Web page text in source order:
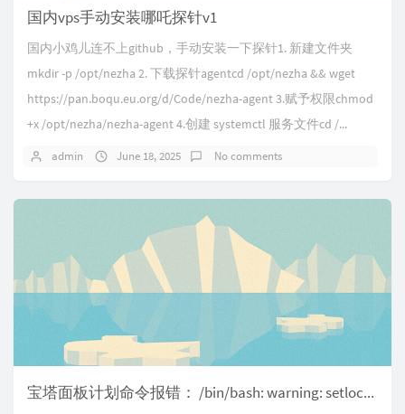
国内vps手动安装哪吒探针v1
国内小鸡儿连不上github，手动安装一下探针1. 新建文件夹
mkdir -p /opt/nezha 2. 下载探针agentcd /opt/nezha && wget
https://pan.boqu.eu.org/d/Code/nezha-agent 3.赋予权限chmod
+x /opt/nezha/nezha-agent 4.创建 systemctl 服务文件cd /...
admin June 18, 2025 No comments
宝塔面板计划命令报错： /bin/bash: warning: setlocale: LC_ALL: cannot change locale (en_US.UTF-8)